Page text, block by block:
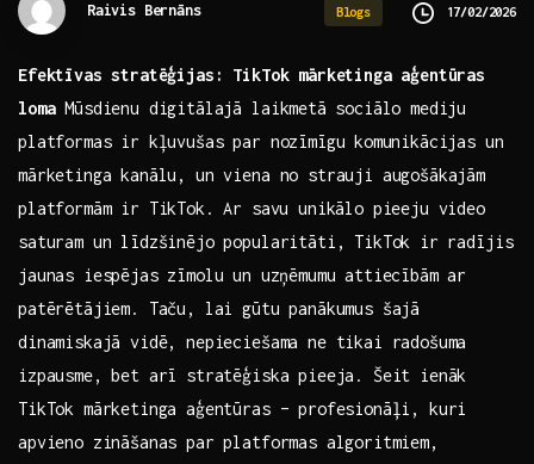
Raivis Bernāns Blogs 17/02/2026
Efektīvas stratēģijas: TikTok mārketinga aģentūras
lomaMūsdienu digitālajā laikmetā⁢ sociālo mediju
platformas ir kļuvušas par nozīmīgu ⁢komunikācijas⁣ un
mārketinga kanālu, un viena no strauji augošākajām
platformām ir TikTok. Ar ⁤savu unikālo pieeju video
saturam un ‍līdzšinējo popularitāti, ‍TikTok⁣ ir radījis
jaunas iespējas zīmolu un⁢ uzņēmumu attiecībām ar
patērētājiem. Taču, lai gūtu panākumus šajā
dinamiskajā vidē, nepieciešama ne tikai radošuma
izpausme, bet arī stratēģiska pieeja. Šeit ienāk
TikTok mārketinga aģentūras – profesionāļi,​ kuri​
apvieno zināšanas par platformas algoritmiem,